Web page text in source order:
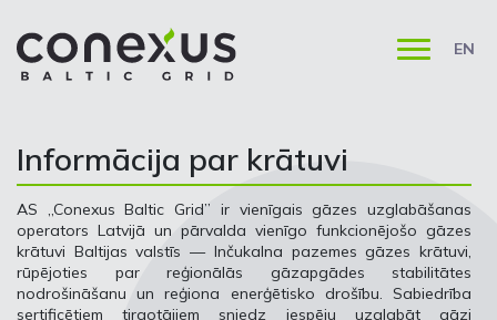
EN
Informācija par krātuvi
AS „Conexus Baltic Grid” ir vienīgais gāzes uzglabāšanas
operators Latvijā un pārvalda vienīgo funkcionējošo gāzes
krātuvi Baltijas valstīs — Inčukalna pazemes gāzes krātuvi,
rūpējoties par reģionālās gāzapgādes stabilitātes
nodrošināšanu un reģiona enerģētisko drošību. Sabiedrība
sertificētiem tirgotājiem sniedz iespēju uzglabāt gāzi